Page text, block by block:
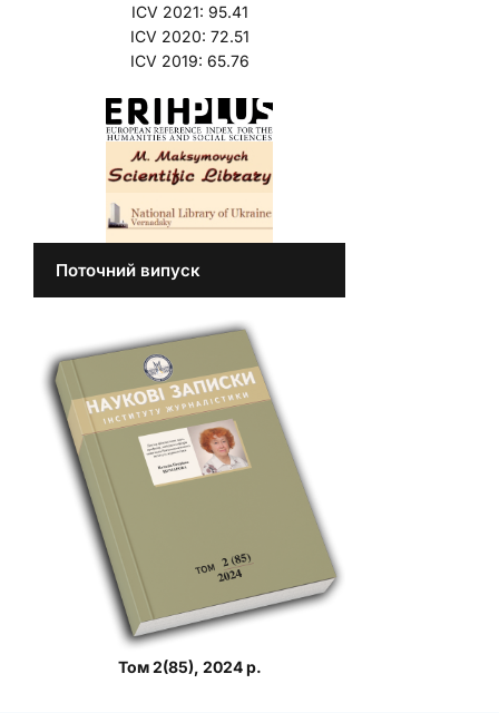
ICV 2021: 95.41
ICV 2020: 72.51
ICV 2019: 65.76
Поточний випуск
Том 2(85), 2024 р.